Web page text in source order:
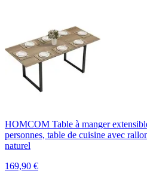
HOMCOM Table à manger
personnes, table de cuisine avec
naturel
169,90 €